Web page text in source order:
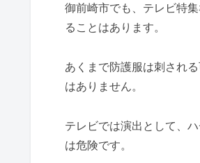
御前崎市でも、テレビ特
ることはあります。
あくまで防護服は刺され
はありません。
テレビでは演出として、
は危険です。